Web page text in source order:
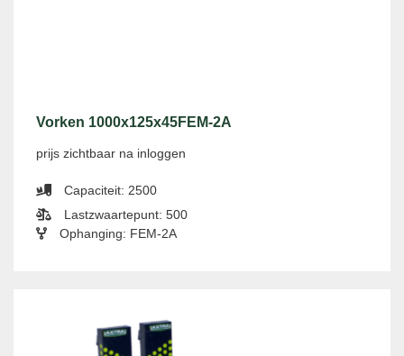
Vorken 1000x125x45FEM-2A
prijs zichtbaar na inloggen
Capaciteit: 2500
Lastzwaartepunt: 500
Ophanging: FEM-2A